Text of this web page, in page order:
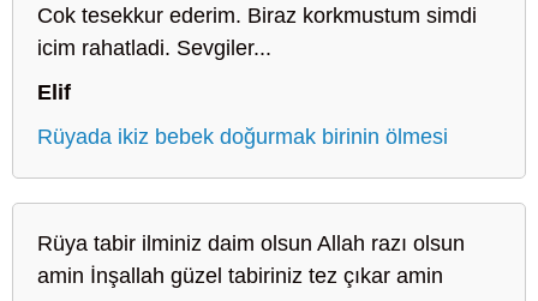
Cok tesekkur ederim. Biraz korkmustum simdi
icim rahatladi. Sevgiler...
Elif
Rüyada ikiz bebek doğurmak birinin ölmesi
Rüya tabir ilminiz daim olsun Allah razı olsun
amin İnşallah güzel tabiriniz tez çıkar amin